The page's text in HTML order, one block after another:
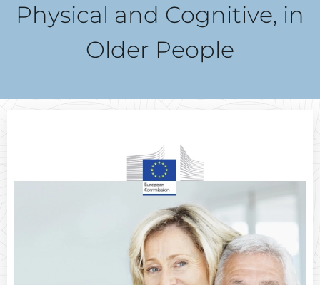
Physical and Cognitive, in
Older People